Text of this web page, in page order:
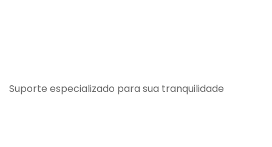
Suporte especializado para sua tranquilidade